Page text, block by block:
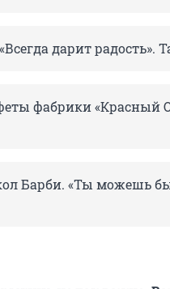
дарит радость».
фабрики «Красный
Барби. «Ты можешь